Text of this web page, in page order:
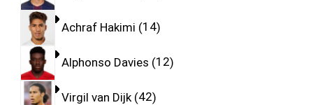
Achraf Hakimi 14
Alphonso Davies 12
Virgil van Dijk 42